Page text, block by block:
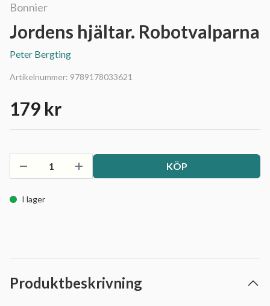
Bonnier
Jordens hjältar. Robotvalparna
Peter Bergting
Artikelnummer: 9789178033621
179 kr
KÖP
I lager
Produktbeskrivning